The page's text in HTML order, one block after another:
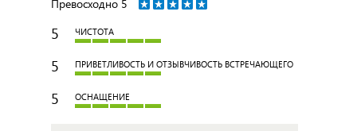
Превосходно 5
5 ЧИСТОТА
5 ПРИВЕТЛИВОСТЬ И ОТЗЫВЧИВОСТЬ ВСТРЕЧАЮЩЕГО
5 ОСНАЩЕНИЕ